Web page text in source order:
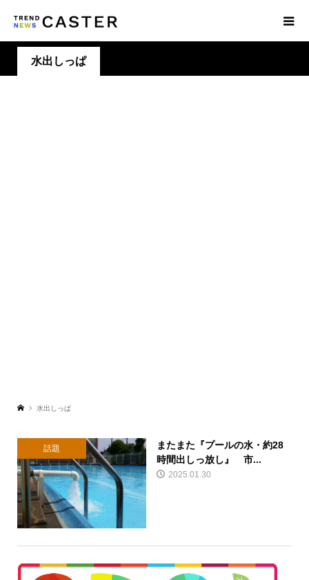
水出しっぱ
水出しっぱ
話題
またまた『プールの水・約28
時間出しっ放し』 市...
2025.01.30